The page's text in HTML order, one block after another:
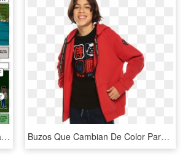
Campfire Horror - Disposicion Para Ayudar El Cuidado De Si, HD Png Download Buzos Que Cambian De Color Para Niños, HD Png Download